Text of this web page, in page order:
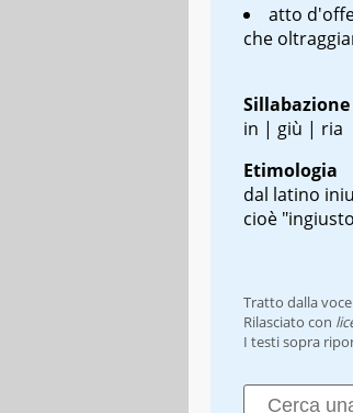
atto
che
Sillabazione
in | giù | ria
Etimologia
dal latino
cioè
Tratto dalla voce
Rilasciato con
I testi sopra